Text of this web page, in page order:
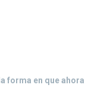
la forma en que